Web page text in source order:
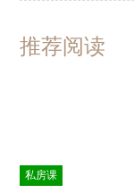
推荐阅读
私房课